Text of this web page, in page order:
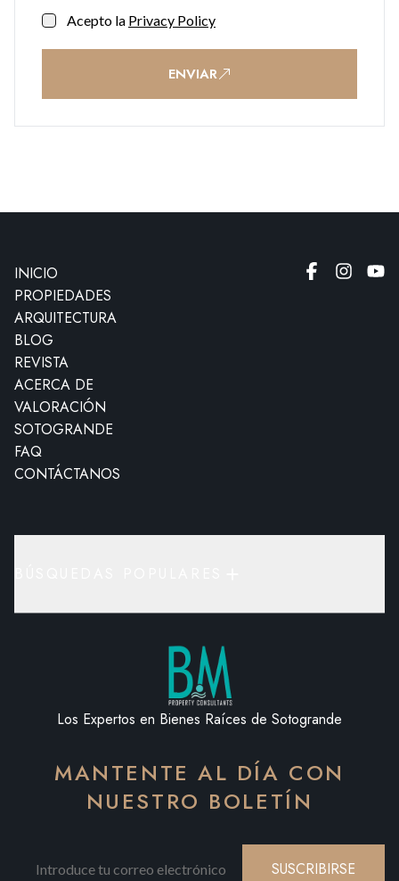
Acepto la Privacy Policy
ENVIAR
INICIO
PROPIEDADES
ARQUITECTURA
BLOG
REVISTA
ACERCA DE
VALORACIÓN
SOTOGRANDE
FAQ
CONTÁCTANOS
Los Expertos en Bienes Raíces de Sotogrande
MANTENTE AL DÍA CON
NUESTRO BOLETÍN
SUSCRIBIRSE